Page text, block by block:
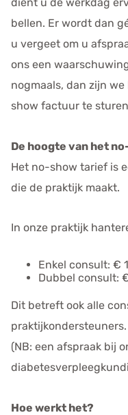
bellen. Er wordt dan
u vergeet om u
ons een
nogmaals, dan zijn
show factuur te
De hoogte van het
Het no-show tarief is
die de praktijk maakt.
In onze praktijk
Enkel consult: €
Dubbel consult:
Dit betreft ook alle
praktijkondersteuners.
(NB: een afspraak bij
Hoe werkt het?